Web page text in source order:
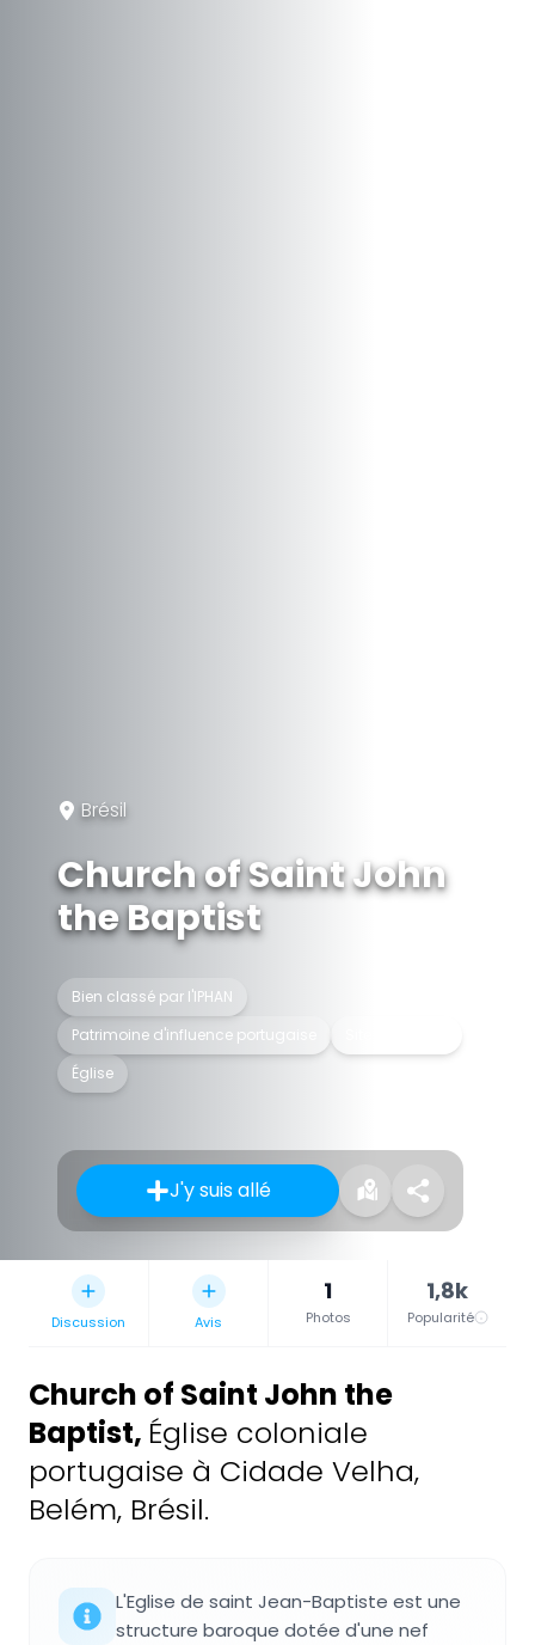
Brésil
Church of Saint John
the Baptist
Bien classé par l'IPHAN
Patrimoine d'influence portugaise
Église
J'y suis allé
Discussion Avis
1
Photos
1,8k
Popularité
Church of Saint John the
Baptist, Église coloniale
portugaise à Cidade Velha,
Belém, Brésil.
L'Eglise de saint Jean-Baptiste est une
structure baroque dotée d'une nef